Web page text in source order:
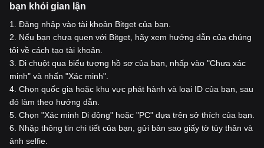
bạn khỏi gian lận
1
Đăng nhập vào tài khoản Bitget của bạn.
2
Nếu bạn chưa quen với Bitget, hãy xem hướng dẫn của chúng
tôi về cách tạo tài khoản.
3
Di chuột qua biểu tượng hồ sơ của bạn, nhấp vào "Chưa xác
minh" và nhấn "Xác minh".
4 Chọn quốc gia hoặc khu vực phát hành và loại ID của bạn, sau
đó làm theo hướng dẫn.
5 Chọn "Xác minh Di động" hoặc "PC" dựa trên sở thích của bạn.
6
Nhập thông tin chi tiết của bạn, gửi bản sao giấy tờ tùy thân và
ảnh selfie.